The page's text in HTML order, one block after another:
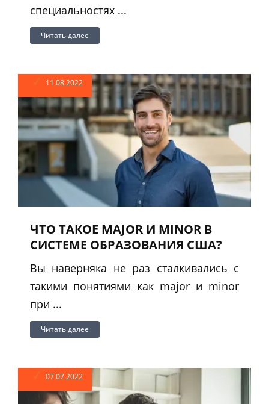
специальностях ...
Читать далее
11.08.2022
ЧТО ТАКОЕ MAJOR И MINOR В
СИСТЕМЕ ОБРАЗОВАНИЯ США?
Вы наверняка не раз сталкивались с
такими понятиями как major и minor
при ...
Читать далее
07.07.2022